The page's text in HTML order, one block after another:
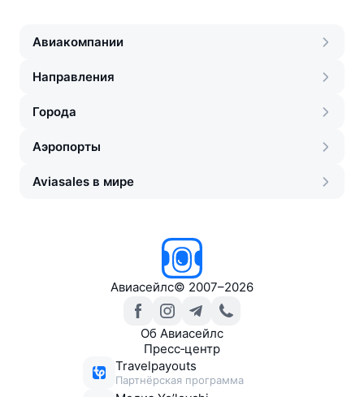
Авиакомпании
Направления
Города
Аэропорты
Aviasales в мире
Авиасейлс© 2007–2026
Об Авиасейлс
Пресс‑центр
Travelpayouts
Партнёрская программа